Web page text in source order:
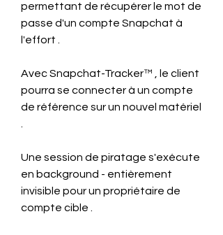
permettant de récupérer le mot de
passe d'un compte Snapchat à
l'effort .
Avec Snapchat-Tracker™ , le client
pourra se connecter à un compte
de référence sur un nouvel matériel
Une session de piratage s'exécute
en background - entièrement
invisible pour un propriétaire de
compte cible .